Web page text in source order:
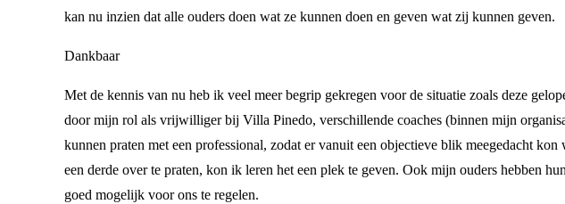
kan nu inzien dat alle ouders doen wat ze kunnen doen en geven wat zij kunnen geven.
Dankbaar
Met de kennis van nu heb ik veel meer begrip gekregen voor de situatie zoals deze
door mijn rol als vrijwilliger bij Villa Pinedo, verschillende coaches (binnen mijn
kunnen praten met een professional, zodat er vanuit een objectieve blik meegedacht
een derde over te praten, kon ik leren het een plek te geven. Ook mijn ouders hebben
goed mogelijk voor ons te regelen.